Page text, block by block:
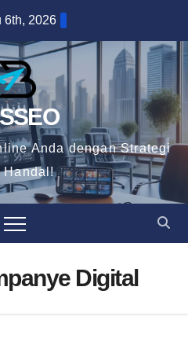
6th, 2026
Anda dengan Strategi
Handal!
Digital